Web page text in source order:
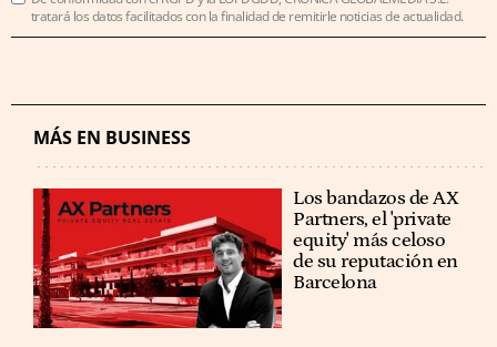
tratará los datos facilitados con la finalidad de remitirle noticias de actualidad.
MÁS EN BUSINESS
Los bandazos de AX
Partners, el 'private
equity' más celoso
de su reputación en
Barcelona